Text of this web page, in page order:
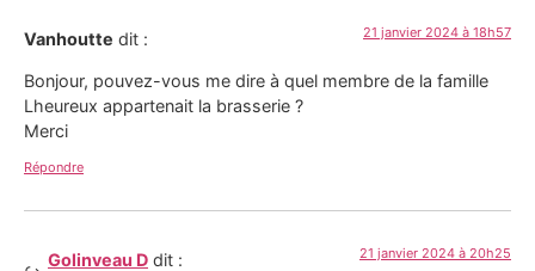
Vanhoutte dit : 21 janvier 2024 à 18h57
Bonjour, pouvez-vous me dire à quel membre de la famille
Lheureux appartenait la brasserie ?
Merci
Répondre
Golinveau D dit : 21 janvier 2024 à 20h25